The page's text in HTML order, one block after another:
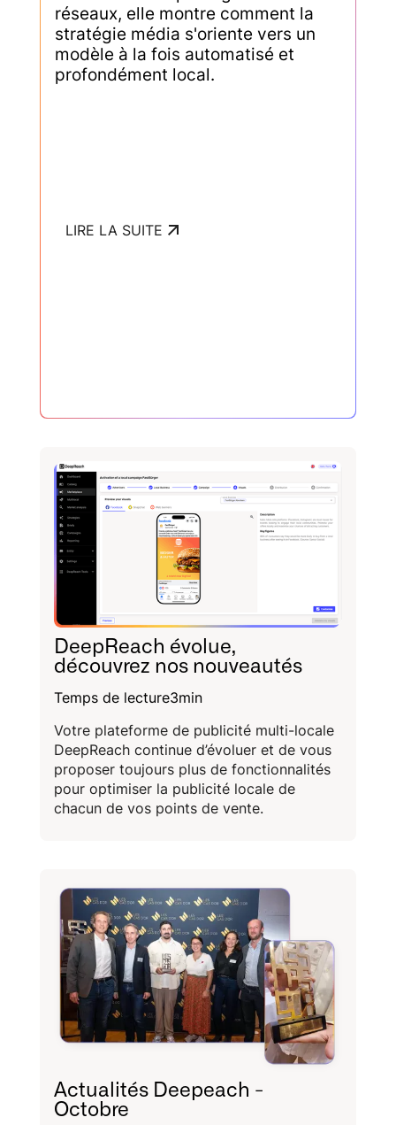
réseaux, elle montre comment la
stratégie média s'oriente vers un
modèle à la fois automatisé et
profondément local.
LIRE LA SUITE
DeepReach évolue,
découvrez nos nouveautés
Temps de lecture3min
Votre plateforme de publicité multi-locale
DeepReach continue d’évoluer et de vous
proposer toujours plus de fonctionnalités
pour optimiser la publicité locale de
chacun de vos points de vente.
Actualités Deepeach -
Octobre